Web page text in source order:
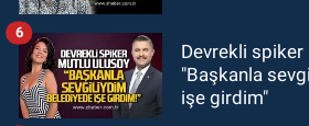
Devrekli spiker
"Başkanla
işe girdim"
6